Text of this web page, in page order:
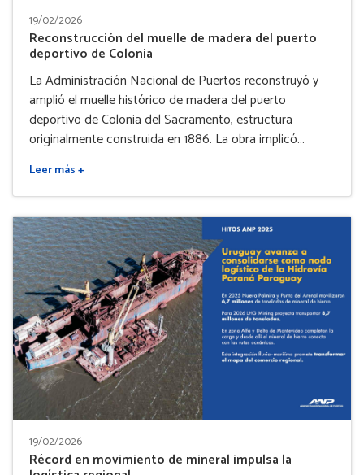
19/02/2026
Reconstrucción del muelle de madera del puerto
deportivo de Colonia
La Administración Nacional de Puertos reconstruyó y
amplió el muelle histórico de madera del puerto
deportivo de Colonia del Sacramento, estructura
originalmente construida en 1886. La obra implicó...
Leer más +
19/02/2026
Récord en movimiento de mineral impulsa la